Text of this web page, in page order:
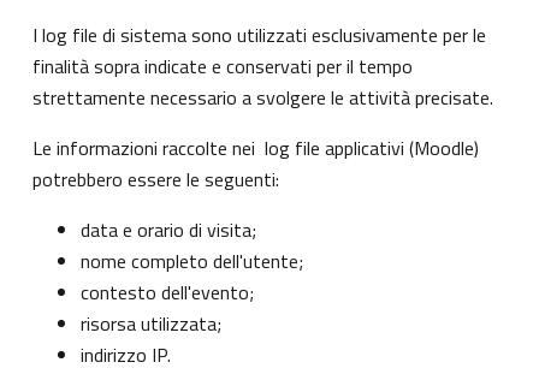
I log file di sistema sono utilizzati esclusivamente per le
finalità sopra indicate e conservati per il tempo
strettamente necessario a svolgere le attività precisate.
Le informazioni raccolte nei log file applicativi (Moodle)
potrebbero essere le seguenti:
data e orario di visita;
nome completo dell'utente;
contesto dell'evento;
risorsa utilizzata;
indirizzo IP.